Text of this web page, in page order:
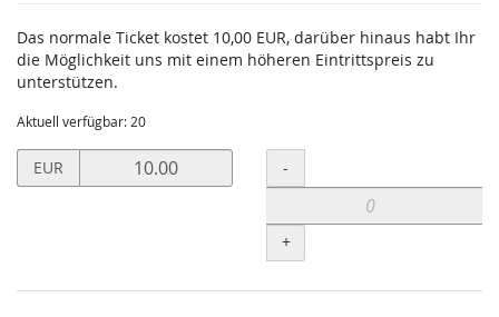
Das normale Ticket kostet 10,00 EUR, darüber hinaus habt Ihr
die Möglichkeit uns mit einem höheren Eintrittspreis zu
unterstützen.
Aktuell verfügbar: 20
Preis
in
setzen
EUR Menge
-
+